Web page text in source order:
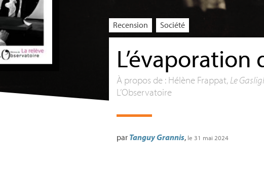
Recension Société
L’évaporation
À propos de : Hélène Frappat, Le
L’Observatoire
par Tanguy Grannis, le 31 mai 2024